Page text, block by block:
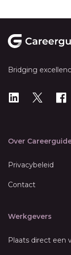
Bridging
LinkedIn
X
Over
Privacybeleid
Contact
Werkgevers
Plaats direct een